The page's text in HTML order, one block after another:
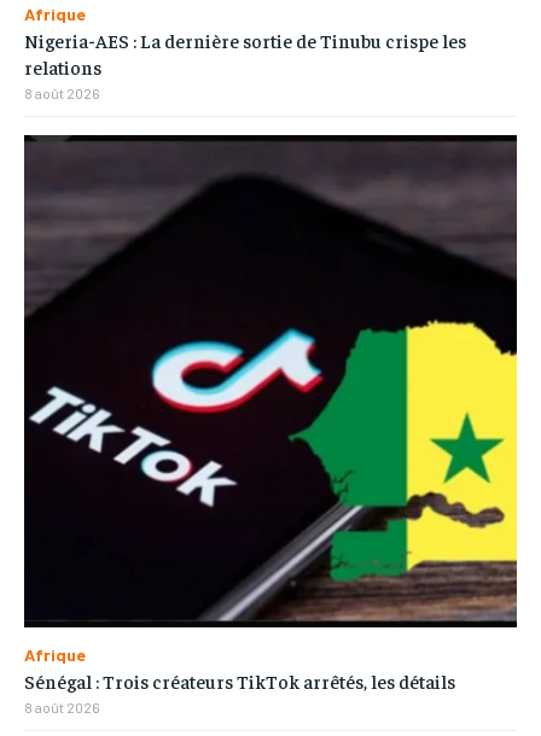
Afrique
Nigeria-AES : La dernière sortie de Tinubu crispe les
relations
8 août 2026
Afrique
Sénégal : Trois créateurs TikTok arrêtés, les détails
8 août 2026